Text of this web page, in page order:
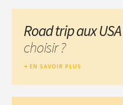
Road trip aux USA
choisir ?
EN SAVOIR PLUS